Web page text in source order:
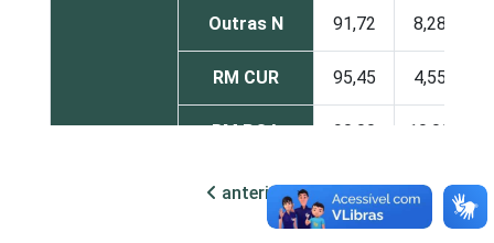
Outras N 91,72 8,28
RM CUR 95,45 4,55
RM POA 90,00 10,00
Outras S 93,09 6,91
anterior próxima